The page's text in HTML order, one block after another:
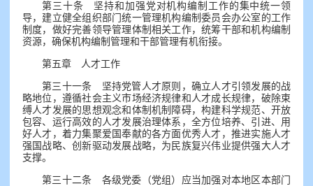
第三十条 坚持和加强党对机构编制工作的集中统一领
导，建立健全组织部门统一管理机构编制委员会办公室的工作
制度，做好完善领导管理体制相关工作，统筹干部和机构编制
资源，确保机构编制管理和干部管理有机衔接。
第五章 人才工作
第三十一条 坚持党管人才原则，确立人才引领发展的战
略地位，遵循社会主义市场经济规律和人才成长规律，破除束
缚人才发展的思想观念和体制机制障碍，构建科学规范、开放
包容、运行高效的人才发展治理体系，全方位培养、引进、用
好人才，着力集聚爱国奉献的各方面优秀人才，推进实施人才
强国战略、创新驱动发展战略，为民族复兴伟业提供强大人才
支撑。
第三十二条 各级党委（党组）应当加强对本地区本部门